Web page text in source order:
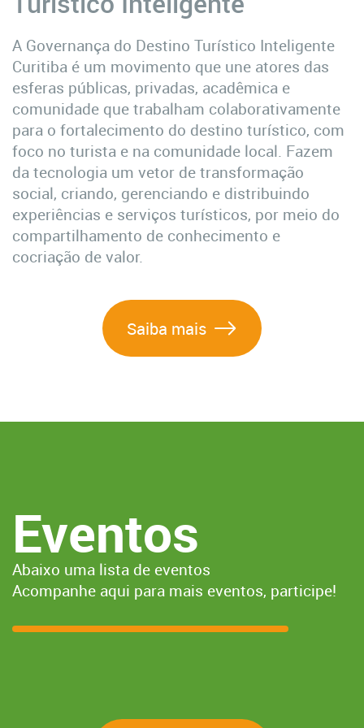
A Governança do Destino Turístico Inteligente
Curitiba é um movimento que une atores das
esferas públicas, privadas, acadêmica e
comunidade que trabalham colaborativamente
para o fortalecimento do destino turístico, com
foco no turista e na comunidade local. Fazem
da tecnologia um vetor de transformação
social, criando, gerenciando e distribuindo
experiências e serviços turísticos, por meio do
compartilhamento de conhecimento e
cocriação de valor.
Saiba mais
Eventos
Abaixo uma lista de eventos
Acompanhe aqui para mais eventos, participe!